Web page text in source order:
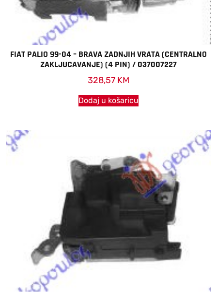
FIAT PALIO 99-04 – BRAVA ZADNJIH VRATA (CENTRALNO
ZAKLJUCAVANJE) (4 PIN) / 037007227
328,57 KM
Dodaj u košaricu